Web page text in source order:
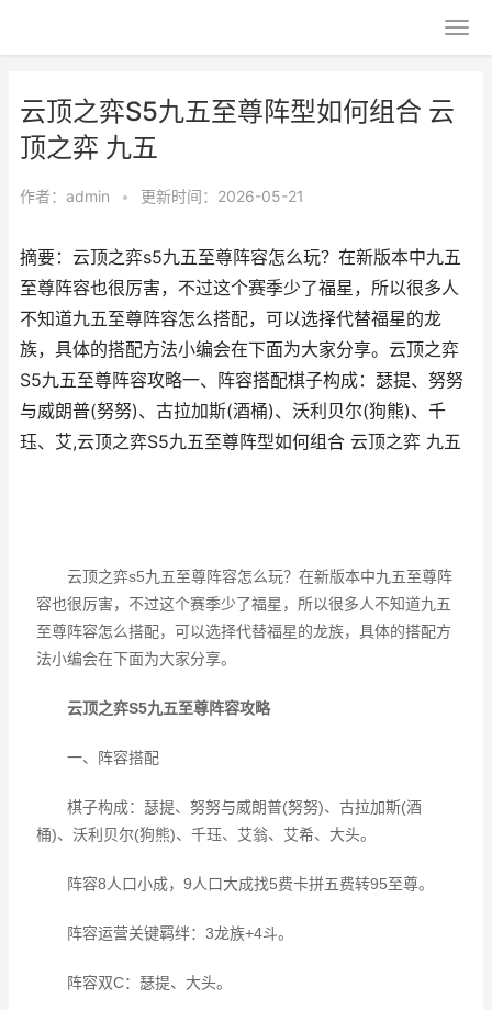
云顶之弈S5九五至尊阵型如何组合 云
顶之弈 九五
作者： admin • 更新时间：2026-05-21
摘要：云顶之弈s5九五至尊阵容怎么玩？在新版本中九五
至尊阵容也很厉害，不过这个赛季少了福星，所以很多人
不知道九五至尊阵容怎么搭配，可以选择代替福星的龙
族，具体的搭配方法小编会在下面为大家分享。云顶之弈
S5九五至尊阵容攻略一、阵容搭配棋子构成：瑟提、努努
与威朗普(努努)、古拉加斯(酒桶)、沃利贝尔(狗熊)、千
珏、艾,云顶之弈S5九五至尊阵型如何组合 云顶之弈 九五
云顶之弈s5九五至尊阵容怎么玩？在新版本中九五至尊阵
容也很厉害，不过这个赛季少了福星，所以很多人不知道九五
至尊阵容怎么搭配，可以选择代替福星的龙族，具体的搭配方
法小编会在下面为大家分享。
云顶之弈S5九五至尊阵容攻略
一、阵容搭配
棋子构成：瑟提、努努与威朗普(努努)、古拉加斯(酒
桶)、沃利贝尔(狗熊)、千珏、艾翁、艾希、大头。
阵容8人口小成，9人口大成找5费卡拼五费转95至尊。
阵容运营关键羁绊：3龙族+4斗。
阵容双C：瑟提、大头。